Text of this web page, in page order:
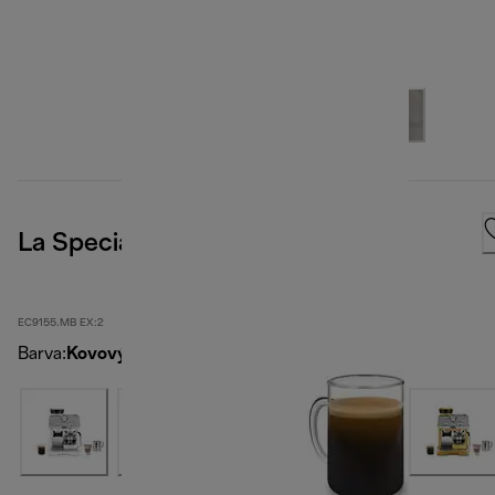
La Specialista Arte, Metal Black
EC9155.MB EX:2
Barva: Kovový